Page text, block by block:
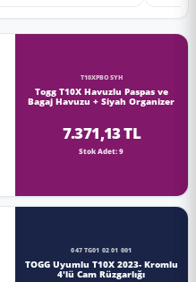
T10XPBOSYH
Togg T10X Havuzlu Paspas ve
Bagaj Havuzu + Siyah Organizer
7.371,13 TL
Stok Adet: 9
047 TG01 02 01 001
TOGG Uyumlu T10X 2023- Kromlu
4'lü Cam Rüzgarlığı